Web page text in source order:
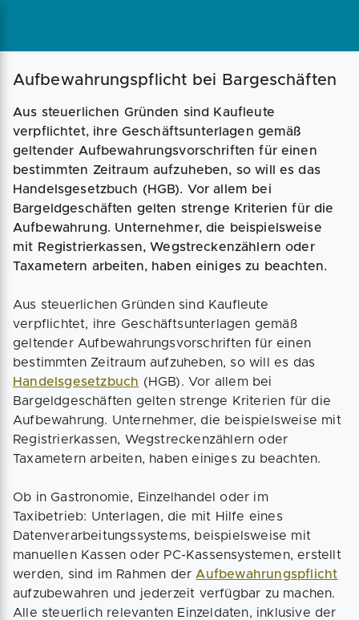
Magazin Businessplan Fördermittel
Aufbewahrungspflicht bei Bargeschäften
Aus steuerlichen Gründen sind Kaufleute
verpflichtet, ihre Geschäftsunterlagen gemäß
geltender Aufbewahrungsvorschriften für einen
bestimmten Zeitraum aufzuheben, so will es das
Handelsgesetzbuch (HGB). Vor allem bei
Bargeldgeschäften gelten strenge Kriterien für die
Aufbewahrung. Unternehmer, die beispielsweise
mit Registrierkassen, Wegstreckenzählern oder
Taxametern arbeiten, haben einiges zu beachten.
Aus steuerlichen Gründen sind Kaufleute
verpflichtet, ihre Geschäftsunterlagen gemäß
geltender Aufbewahrungsvorschriften für einen
bestimmten Zeitraum aufzuheben, so will es das
Handelsgesetzbuch (HGB). Vor allem bei
Bargeldgeschäften gelten strenge Kriterien für die
Aufbewahrung. Unternehmer, die beispielsweise mit
Registrierkassen, Wegstreckenzählern oder
Taxametern arbeiten, haben einiges zu beachten.
Ob in Gastronomie, Einzelhandel oder im
Taxibetrieb: Unterlagen, die mit Hilfe eines
Datenverarbeitungssystems, beispielsweise mit
manuellen Kassen oder PC-Kassensystemen, erstellt
werden, sind im Rahmen der Aufbewahrungspflicht
aufzubewahren und jederzeit verfügbar zu machen.
Alle steuerlich relevanten Einzeldaten, inklusive der